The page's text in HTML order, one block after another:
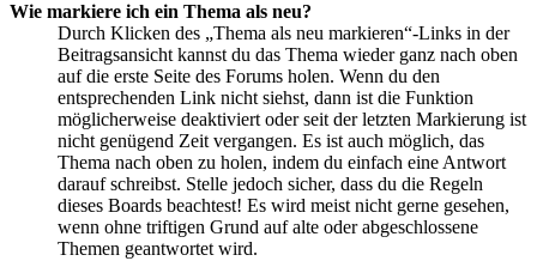
Wie markiere ich ein Thema als neu?
Durch Klicken des „Thema als neu markieren“-Links in der
Beitragsansicht kannst du das Thema wieder ganz nach oben
auf die erste Seite des Forums holen. Wenn du den
entsprechenden Link nicht siehst, dann ist die Funktion
möglicherweise deaktiviert oder seit der letzten Markierung ist
nicht genügend Zeit vergangen. Es ist auch möglich, das
Thema nach oben zu holen, indem du einfach eine Antwort
darauf schreibst. Stelle jedoch sicher, dass du die Regeln
dieses Boards beachtest! Es wird meist nicht gerne gesehen,
wenn ohne triftigen Grund auf alte oder abgeschlossene
Themen geantwortet wird.